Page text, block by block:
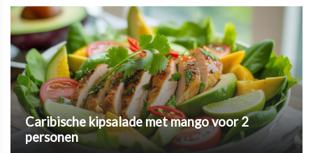
Caribische kipsalade met mango voor 2
personen